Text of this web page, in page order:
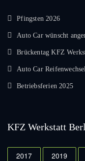
Pfingsten 2026
Auto Car wünscht
Brückentag KFZ
Auto Car
Betriebsferien 2025
KFZ Werkstatt
2017 2019